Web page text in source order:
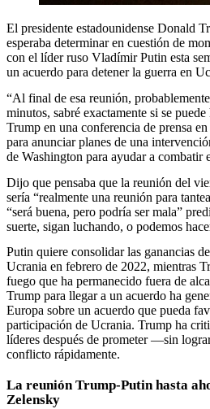
El presidente estadounidense Donald
esperaba determinar en cuestión de
con el líder ruso Vladímir Putin esta
un acuerdo para detener la guerra en
“Al final de esa reunión,
minutos, sabré exactamente si se
Trump en una conferencia de prensa
para anunciar planes de una
de Washington para ayudar a combatir
Dijo que pensaba que la reunión del
sería “realmente una reunión para
“será buena, pero podría ser mala”
suerte, sigan luchando, o podemos
Putin quiere consolidar las ganancias
Ucrania en febrero de 2022, mientras
fuego que ha permanecido fuera de
Trump para llegar a un acuerdo ha
Europa sobre un acuerdo que pueda
participación de Ucrania. Trump ha
líderes después de prometer —sin
conflicto rápidamente.
La reunión Trump-Putin hasta
Zelensky